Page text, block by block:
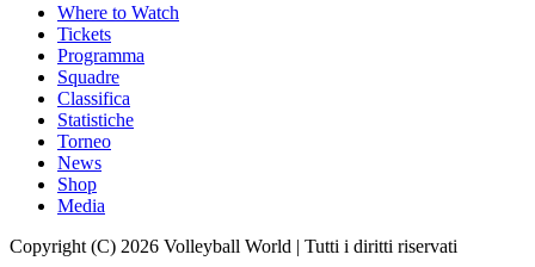
Where to Watch
Tickets
Programma
Squadre
Classifica
Statistiche
Torneo
News
Shop
Media
Copyright (C) 2026 Volleyball World | Tutti i diritti riservati